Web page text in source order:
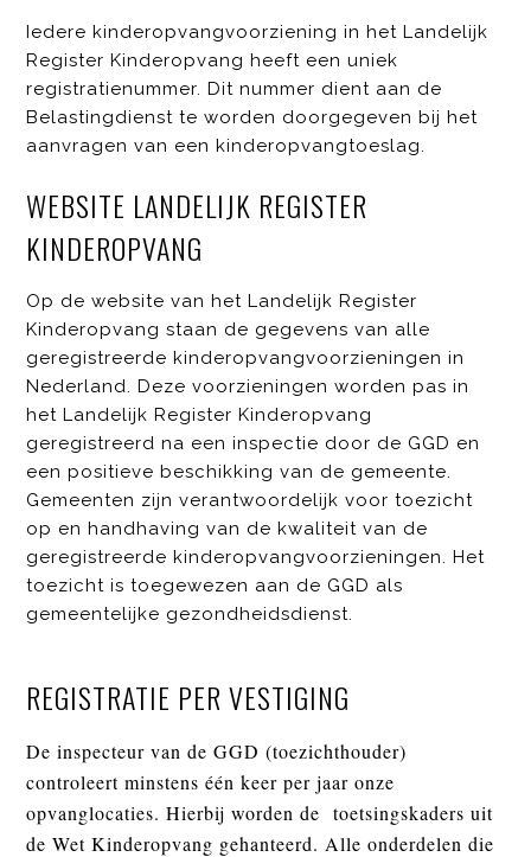
Iedere kinderopvangvoorziening in het Landelijk
Register Kinderopvang heeft een uniek
registratienummer. Dit nummer dient aan de
Belastingdienst te worden doorgegeven bij het
aanvragen van een kinderopvangtoeslag.
WEBSITE LANDELIJK REGISTER
KINDEROPVANG
Op de website van het Landelijk Register
Kinderopvang staan de gegevens van alle
geregistreerde kinderopvangvoorzieningen in
Nederland. Deze voorzieningen worden pas in
het Landelijk Register Kinderopvang
geregistreerd na een inspectie door de GGD en
een positieve beschikking van de gemeente.
Gemeenten zijn verantwoordelijk voor toezicht
op en handhaving van de kwaliteit van de
geregistreerde kinderopvangvoorzieningen. Het
toezicht is toegewezen aan de GGD als
gemeentelijke gezondheidsdienst.
REGISTRATIE PER VESTIGING
De inspecteur van de GGD (toezichthouder)
controleert minstens één keer per jaar onze
opvanglocaties. Hierbij worden de toetsingskaders uit
de Wet Kinderopvang gehanteerd. Alle onderdelen die